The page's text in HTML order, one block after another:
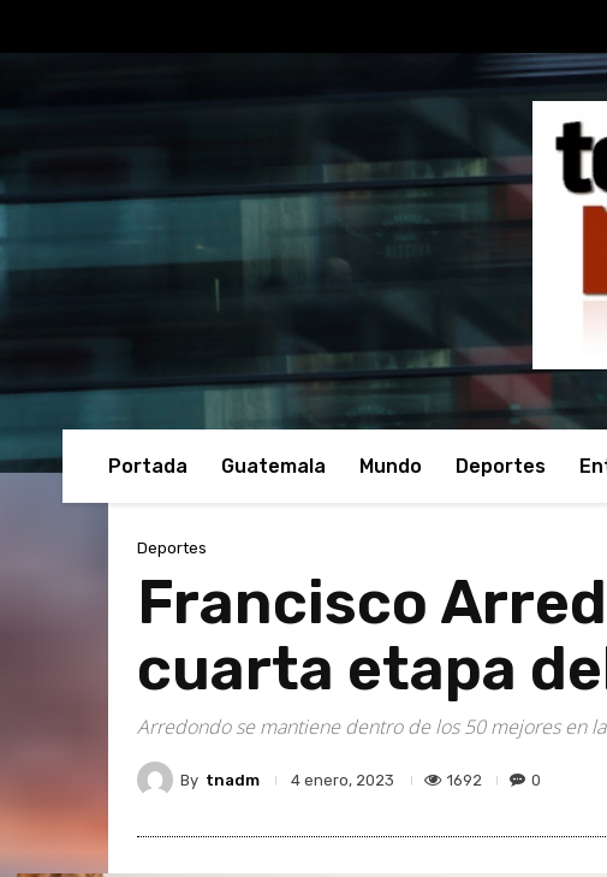
Portada Guatemala Mundo Deportes
Deportes
Francisco
cuarta etapa
Arredondo se mantiene dentro de los 50 mejores en
By tnadm 4 enero, 2023 1692 0